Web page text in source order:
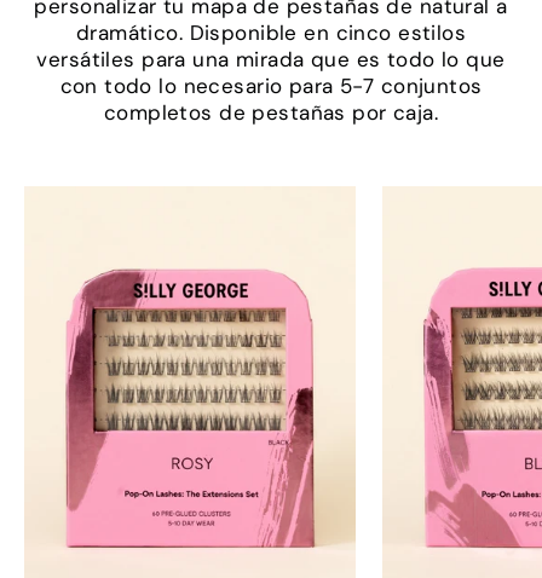
personalizar tu mapa de pestañas de natural a
dramático. Disponible en cinco estilos
versátiles para una mirada que es todo lo que
con todo lo necesario para 5-7 conjuntos
completos de pestañas por caja.